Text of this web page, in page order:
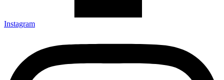
Instagram